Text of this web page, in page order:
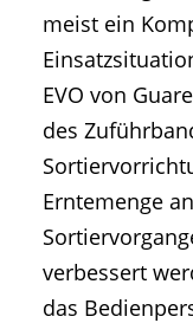
meist ein
EVO von
des
Erntemenge
verbessert
das